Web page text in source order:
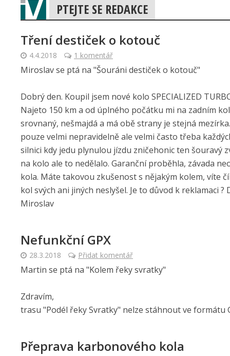
PTEJTE SE REDAKCE
Tření destiček o kotouč
4.4.2018 1 komentář
Miroslav se ptá na "Šouráni destiček o kotouč"
Dobrý den. Koupil jsem nové kolo SPECIALIZED
Najeto 150 km a od úplného počátku mi na zadním
srovnaný, nešmajdá a má obě strany je stejná
pouze velmi nepravidelně ale velmi často třeba
silnici kdy jedu plynulou jízdu zničehonic ten šouravý
na kolo ale to nedělalo. Garanční proběhla, závada
kola. Máte takovou zkušenost s nějakým kolem, víte
kol svých ani jiných neslyšel. Je to důvod k reklamaci
Miroslav
Nefunkční GPX
28.3.2018 Přidat komentář
Martin se ptá na "Kolem řeky svratky"
Zdravím,
trasu "Podél řeky Svratky" nelze stáhnout ve formátu
Přeprava karbonového kola